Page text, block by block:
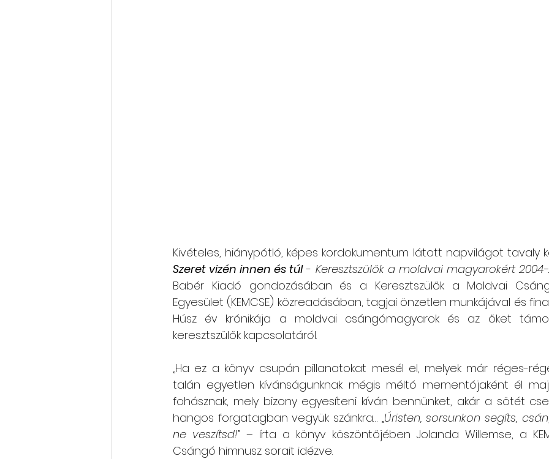
Kivételes, hiánypótló, képes kordokumentum látott napvilágot tavaly
Szeret vizén innen és túl - Keresztszülők a moldvai magyarokért
Babér Kiadó gondozásában és a Keresztszülők a Moldvai
Egyesület (KEMCSE) közreadásában, tagjai önzetlen munkájával és
Húsz év krónikája a moldvai csángómagyarok és az őket
keresztszülők kapcsolatáról.
„Ha ez a könyv csupán pillanatokat mesél el, melyek már réges-
talán egyetlen kívánságunknak mégis méltó mementójaként él
fohásznak, mely bizony egyesíteni kíván bennünket, akár a sötét
hangos forgatagban vegyük szánkra… „Úristen, sorsunkon segíts,
ne veszítsd!” – írta a könyv köszöntőjében Jolanda Willemse, a
Csángó himnusz sorait idézve.